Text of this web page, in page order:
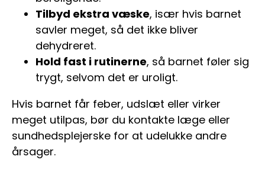
Tilbyd ekstra væske, især hvis barnet
savler meget, så det ikke bliver
dehydreret.
Hold fast i rutinerne, så barnet føler sig
trygt, selvom det er uroligt.
Hvis barnet får feber, udslæt eller virker
meget utilpas, bør du kontakte læge eller
sundhedsplejerske for at udelukke andre
årsager.